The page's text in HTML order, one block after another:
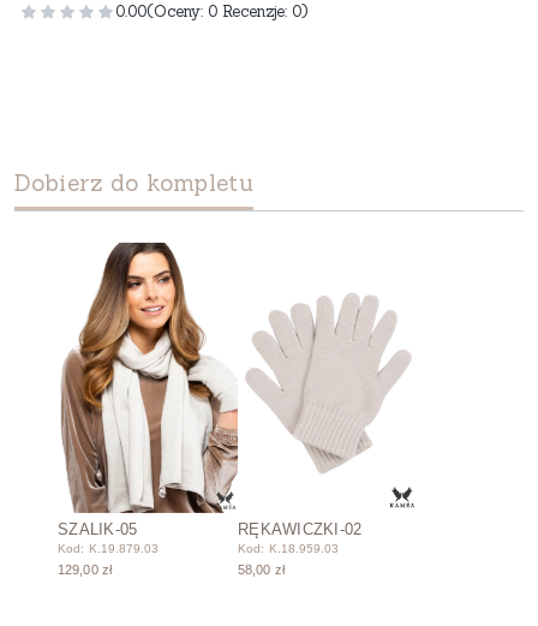
0.00(Oceny: 0 Recenzje: 0)
Dobierz do kompletu
SZALIK-05
Kod: K.19.879.03
129,00 zł
RĘKAWICZKI-02
Kod: K.18.959.03
58,00 zł